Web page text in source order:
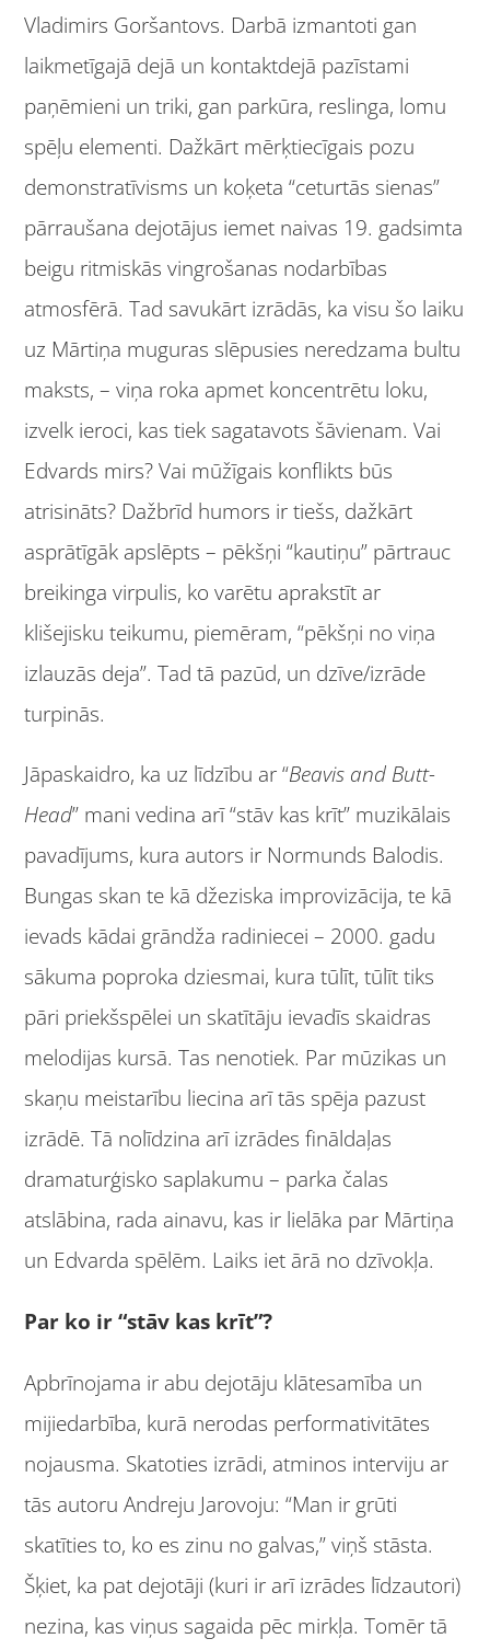
Vladimirs Goršantovs. Darbā izmantoti gan
laikmetīgajā dejā un kontaktdejā pazīstami
paņēmieni un triki, gan parkūra, reslinga, lomu
spēļu elementi. Dažkārt mērķtiecīgais pozu
demonstratīvisms un koķeta “ceturtās sienas”
pārraušana dejotājus iemet naivas 19. gadsimta
beigu ritmiskās vingrošanas nodarbības
atmosfērā. Tad savukārt izrādās, ka visu šo laiku
uz Mārtiņa muguras slēpusies neredzama bultu
maksts, – viņa roka apmet koncentrētu loku,
izvelk ieroci, kas tiek sagatavots šāvienam. Vai
Edvards mirs? Vai mūžīgais konflikts būs
atrisināts? Dažbrīd humors ir tiešs, dažkārt
asprātīgāk apslēpts – pēkšņi “kautiņu” pārtrauc
breikinga virpulis, ko varētu aprakstīt ar
klišejisku teikumu, piemēram, “pēkšņi no viņa
izlauzās deja”. Tad tā pazūd, un dzīve/izrāde
turpinās.
Jāpaskaidro, ka uz līdzību ar “Beavis and Butt-
Head” mani vedina arī “stāv kas krīt” muzikālais
pavadījums, kura autors ir Normunds Balodis.
Bungas skan te kā džeziska improvizācija, te kā
ievads kādai grāndža radiniecei – 2000. gadu
sākuma poproka dziesmai, kura tūlīt, tūlīt tiks
pāri priekšspēlei un skatītāju ievadīs skaidras
melodijas kursā. Tas nenotiek. Par mūzikas un
skaņu meistarību liecina arī tās spēja pazust
izrādē. Tā nolīdzina arī izrādes fināldaļas
dramaturģisko saplakumu – parka čalas
atslābina, rada ainavu, kas ir lielāka par Mārtiņa
un Edvarda spēlēm. Laiks iet ārā no dzīvokļa.
Par ko ir “stāv kas krīt”?
Apbrīnojama ir abu dejotāju klātesamība un
mijiedarbība, kurā nerodas performativitātes
nojausma. Skatoties izrādi, atminos interviju ar
tās autoru Andreju Jarovoju: “Man ir grūti
skatīties to, ko es zinu no galvas,” viņš stāsta.
Šķiet, ka pat dejotāji (kuri ir arī izrādes līdzautori)
nezina, kas viņus sagaida pēc mirkļa. Tomēr tā